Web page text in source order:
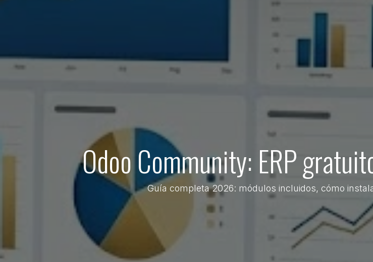
Odoo Community: ERP
Guía completa 2026: módulos incluidos, cómo